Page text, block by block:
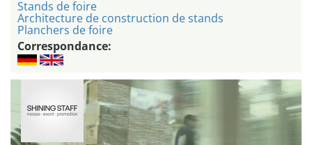
Stands de foire
Architecture de construction de stands
Planchers de foire
Correspondance: